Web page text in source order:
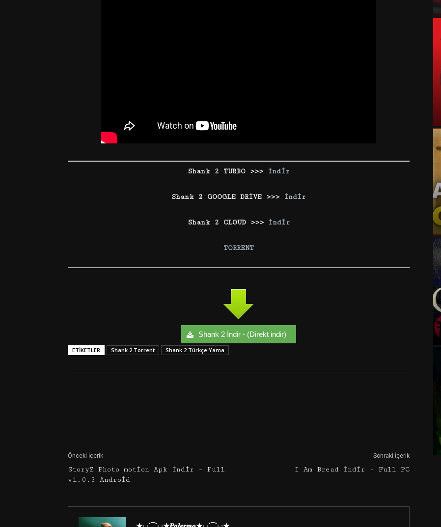
Shank 2 TURBO >>> İndir
Shank 2 GOOGLE DRİVE >>> İndir
Shank 2 CLOUD >>> İndir
TORRENT
Shank 2 İndir - (Direkt indir)
ETIKETLER Shank 2 Torrent Shank 2 Türkçe Yama
Önceki İçerik
StoryZ Photo motion Apk İndir – Full
v1.0.3 Android
Sonraki İçerik
I Am Bread İndir – Full PC